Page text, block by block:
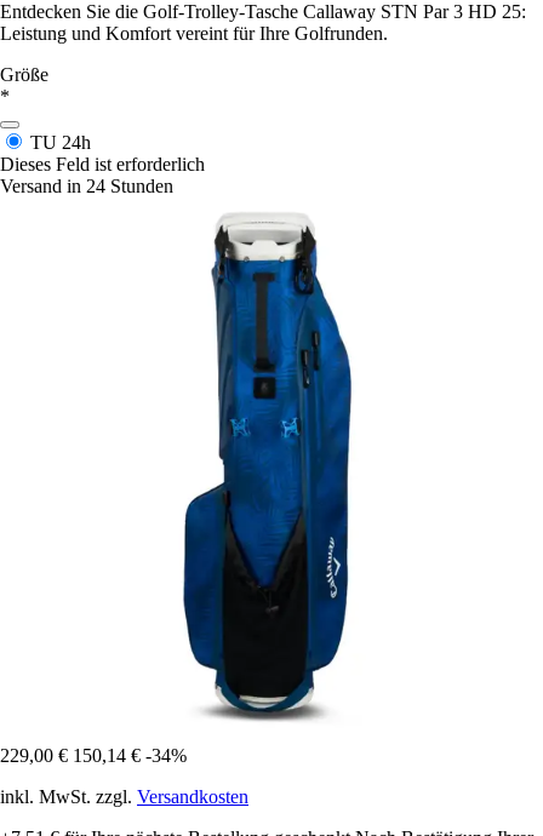
Entdecken Sie die Golf-Trolley-Tasche Callaway STN Par 3 HD 25:
Leistung und Komfort vereint für Ihre Golfrunden.
Größe
*
TU 24h
Dieses Feld ist erforderlich
Versand in 24 Stunden
229,00 € 150,14 € -34%
inkl. MwSt. zzgl. Versandkosten